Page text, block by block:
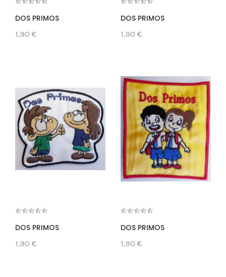
DOS PRIMOS
1,90 €
DOS PRIMOS
1,90 €
DOS PRIMOS
1,90 €
DOS PRIMOS
1,90 €